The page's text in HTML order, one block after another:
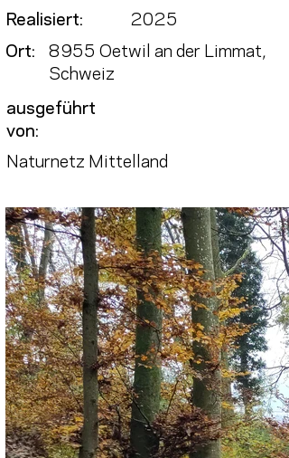
Realisiert:
2025
Ort:
8955 Oetwil an der Limmat,
Schweiz
ausgeführt
von:
Naturnetz Mittelland